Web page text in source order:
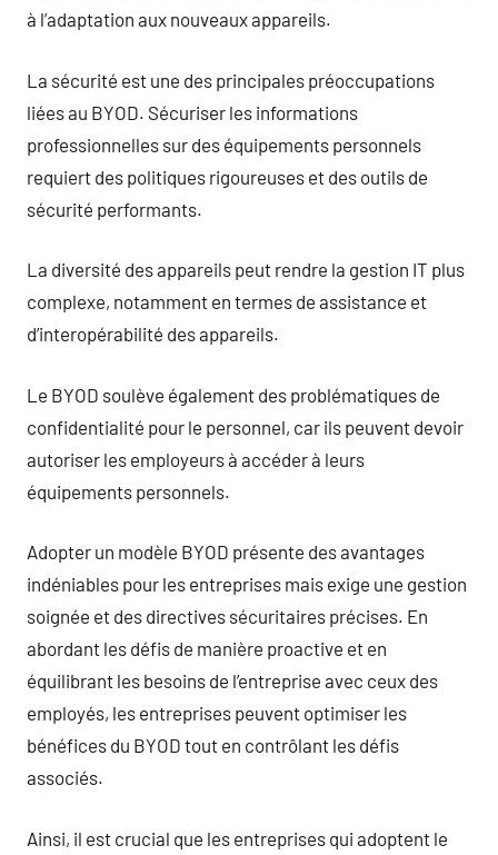
à l’adaptation aux nouveaux appareils.
La sécurité est une des principales préoccupations
liées au BYOD. Sécuriser les informations
professionnelles sur des équipements personnels
requiert des politiques rigoureuses et des outils de
sécurité performants.
La diversité des appareils peut rendre la gestion IT plus
complexe, notamment en termes de assistance et
d’interopérabilité des appareils.
Le BYOD soulève également des problématiques de
confidentialité pour le personnel, car ils peuvent devoir
autoriser les employeurs à accéder à leurs
équipements personnels.
Adopter un modèle BYOD présente des avantages
indéniables pour les entreprises mais exige une gestion
soignée et des directives sécuritaires précises. En
abordant les défis de manière proactive et en
équilibrant les besoins de l’entreprise avec ceux des
employés, les entreprises peuvent optimiser les
bénéfices du BYOD tout en contrôlant les défis
associés.
Ainsi, il est crucial que les entreprises qui adoptent le